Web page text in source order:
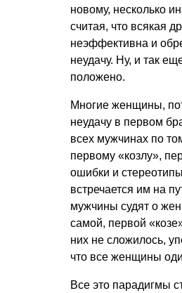
новому, несколько
считая, что всякая
неэффективна и
неудачу. Ну, и так
положено.
Многие женщины,
неудачу в первом
всех мужчинах по
первому «козлу»,
ошибки и
встречается им на
мужчины судят о
самой, первой
них не сложилось,
что все женщины
Все это парадигмы